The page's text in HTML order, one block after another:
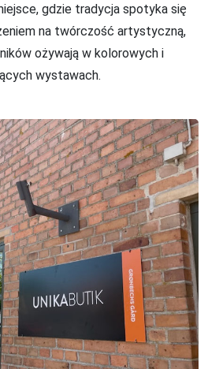
gdzie tradycja spotyka się
na twórczość artystyczną,
ożywają w kolorowych i
wystawach.